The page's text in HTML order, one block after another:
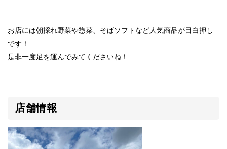
お店には朝採れ野菜や惣菜、そばソフトなど人気商品が目白押し
です！
是非一度足を運んでみてくださいね！
店舗情報